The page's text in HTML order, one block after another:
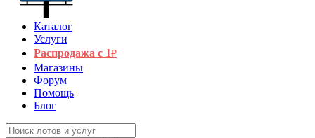
Каталог
Услуги
Распродажа с 1₽
Магазины
Форум
Помощь
Блог